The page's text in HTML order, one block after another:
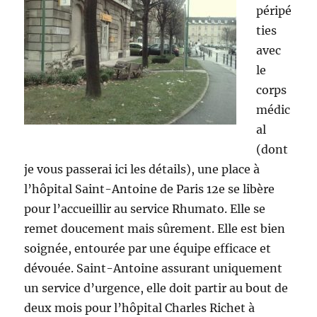
péripé
ties
avec
le
corps
médic
al
(dont
je vous passerai ici les détails), une place à
l’hôpital Saint-Antoine de Paris 12e se libère
pour l’accueillir au service Rhumato. Elle se
remet doucement mais sûrement. Elle est bien
soignée, entourée par une équipe efficace et
dévouée. Saint-Antoine assurant uniquement
un service d’urgence, elle doit partir au bout de
deux mois pour l’hôpital Charles Richet à